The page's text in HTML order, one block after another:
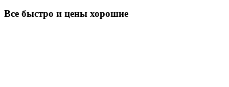
Все быстро и цены хорошие